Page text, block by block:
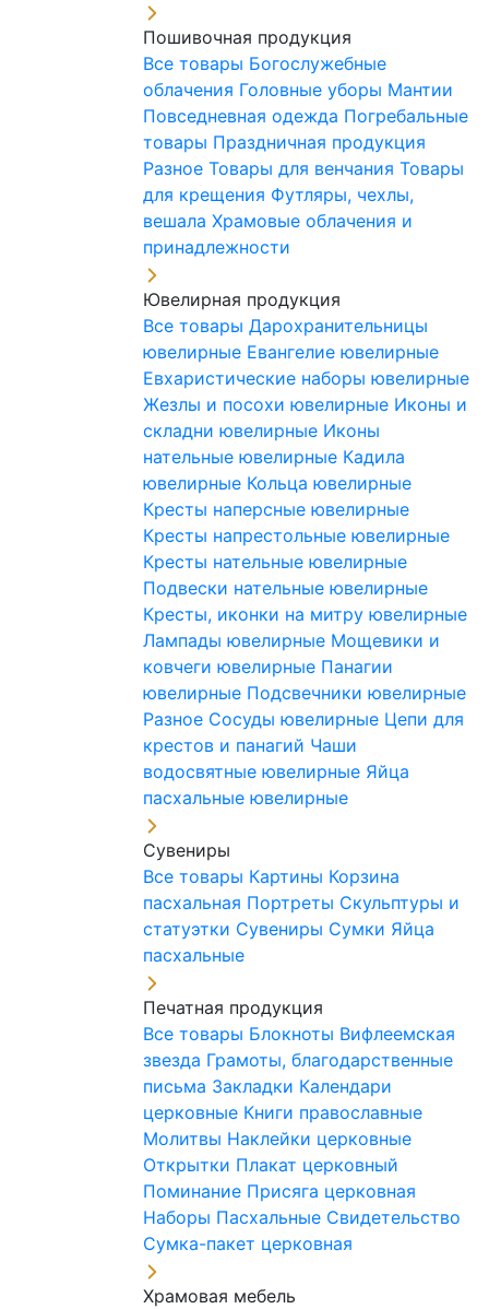
Пошивочная продукция
Все товары Богослужебные
облачения Головные уборы Мантии
Повседневная одежда Погребальные
товары Праздничная продукция
Разное Товары для венчания Товары
для крещения Футляры, чехлы,
вешала Храмовые облачения и
принадлежности
Ювелирная продукция
Все товары Дарохранительницы
ювелирные Евангелие ювелирные
Евхаристические наборы ювелирные
Жезлы и посохи ювелирные Иконы и
складни ювелирные Иконы
нательные ювелирные Кадила
ювелирные Кольца ювелирные
Кресты наперсные ювелирные
Кресты напрестольные ювелирные
Кресты нательные ювелирные
Подвески нательные ювелирные
Кресты, иконки на митру ювелирные
Лампады ювелирные Мощевики и
ковчеги ювелирные Панагии
ювелирные Подсвечники ювелирные
Разное Сосуды ювелирные Цепи для
крестов и панагий Чаши
водосвятные ювелирные Яйца
пасхальные ювелирные
Сувениры
Все товары Картины Корзина
пасхальная Портреты Скульптуры и
статуэтки Сувениры Сумки Яйца
пасхальные
Печатная продукция
Все товары Блокноты Вифлеемская
звезда Грамоты, благодарственные
письма Закладки Календари
церковные Книги православные
Молитвы Наклейки церковные
Открытки Плакат церковный
Поминание Присяга церковная
Наборы Пасхальные Свидетельство
Сумка-пакет церковная
Храмовая мебель